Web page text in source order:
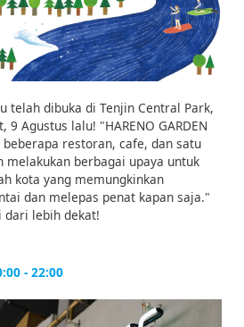
telah dibuka di Tenjin Central Park,
9 Agustus lalu! "HARENO GARDEN
beberapa restoran, cafe, dan satu
melakukan berbagai upaya untuk
kota yang memungkinkan
dan melepas penat kapan saja."
lebih dekat!
- 22:00